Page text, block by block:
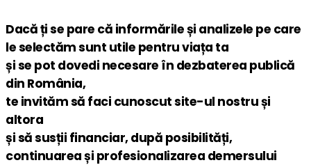
Dacă ți se pare că informările și analizele pe care
le selectăm sunt utile pentru viața ta
și se pot dovedi necesare în dezbaterea publică
din România,
te invităm să faci cunoscut site-ul nostru și
altora
și să susții financiar, după posibilități,
continuarea și profesionalizarea demersului